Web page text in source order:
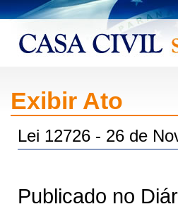
Exibir Ato
Lei 12726 - 26 de
Publicado no